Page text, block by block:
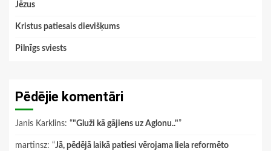
Jēzus
Kristus patiesais dievišķums
Pilnīgs sviests
Pēdējie komentāri
Janis Karklins: “"Gluži kā gājiens uz Aglonu.."”
martinsz: “Jā, pēdējā laikā patiesi vērojama liela reformēto